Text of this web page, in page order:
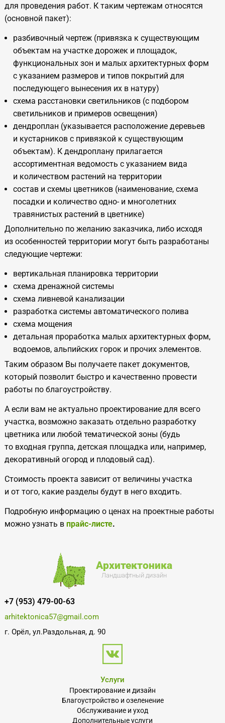
для проведения работ. К таким чертежам относятся
(основной пакет):
разбивочный чертеж (привязка к существующим
объектам на участке дорожек и площадок,
функциональных зон и малых архитектурных форм
с указанием размеров и типов покрытий для
последующего вынесения их в натуру)
схема расстановки светильников (с подбором
светильников и примеров освещения)
дендроплан (указывается расположение деревьев
и кустарников с привязкой к существующим
объектам). К дендроплану прилагается
ассортиментная ведомость с указанием вида
и количеством растений на территории
состав и схемы цветников (наименование, схема
посадки и количество одно- и многолетних
травянистых растений в цветнике)
Дополнительно по желанию заказчика, либо исходя
из особенностей территории могут быть разработаны
следующие чертежи:
вертикальная планировка территории
схема дренажной системы
схема ливневой канализации
разработка системы автоматического полива
схема мощения
детальная проработка малых архитектурных форм,
водоемов, альпийских горок и прочих элементов.
Таким образом Вы получаете пакет документов,
который позволит быстро и качественно провести
работы по благоустройству.
А если вам не актуально проектирование для всего
участка, возможно заказать отдельно разработку
цветника или любой тематической зоны (будь
то входная группа, детская площадка или, например,
декоративный огород и плодовый сад).
Стоимость проекта зависит от величины участка
и от того, какие разделы будут в него входить.
Подробную информацию о ценах на проектные работы
можно узнать в прайс-листе.
Архитектоника
Ландшафтный дизайн
+7 (953) 479-00-63
arhitektonica57@gmail.com
г. Орёл, ул.Раздольная, д. 90
Услуги
Проектирование и дизайн
Благоустройство и озеленение
Обслуживание и уход
Дополнительные услуги